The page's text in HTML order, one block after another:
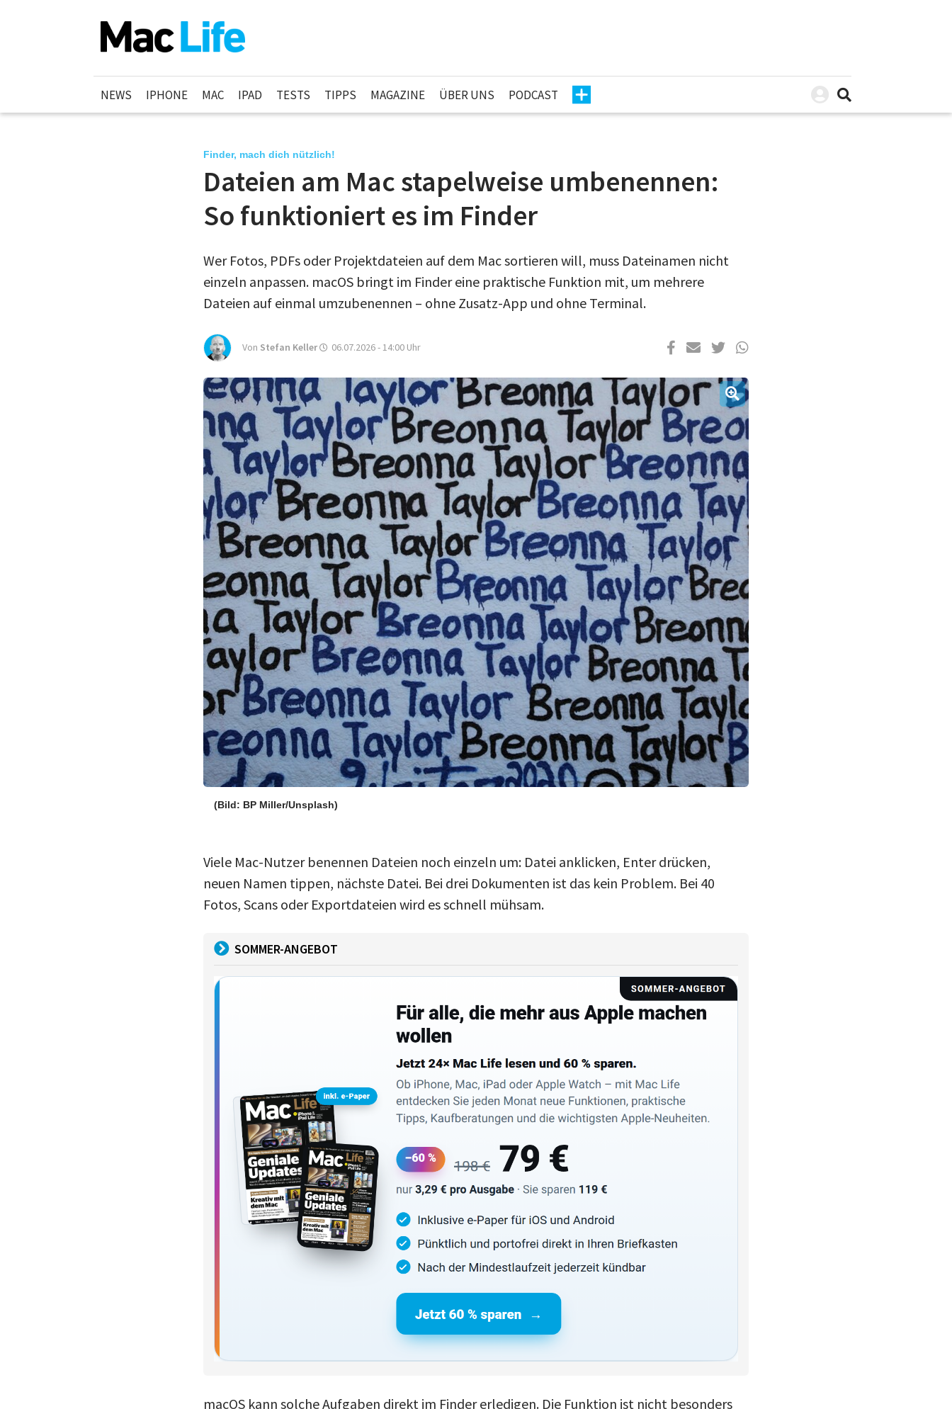
NEWS IPHONE MAC IPAD TESTS TIPPS MAGAZINE ÜBER UNS PODCAST
Finder, mach dich nützlich!
Dateien am Mac stapelweise umbenennen:
So funktioniert es im Finder
Wer Fotos, PDFs oder Projektdateien auf dem Mac sortieren will, muss Dateinamen nicht
einzeln anpassen. macOS bringt im Finder eine praktische Funktion mit, um mehrere
Dateien auf einmal umzubenennen – ohne Zusatz-App und ohne Terminal.
Von Stefan Keller 06.07.2026 - 14:00 Uhr
(Bild: BP Miller/Unsplash)
Viele Mac-Nutzer benennen Dateien noch einzeln um: Datei anklicken, Enter drücken,
neuen Namen tippen, nächste Datei. Bei drei Dokumenten ist das kein Problem. Bei 40
Fotos, Scans oder Exportdateien wird es schnell mühsam.
SOMMER-ANGEBOT
macOS kann solche Aufgaben direkt im Finder erledigen. Die Funktion ist nicht besonders